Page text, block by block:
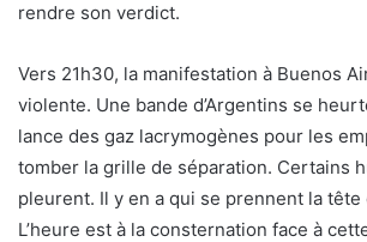
rendre son verdict.
Vers 21h30, la manifestation à Buenos
violente. Une bande d’Argentins se
lance des gaz lacrymogènes pour les
tomber la grille de séparation. Certains
pleurent. Il y en a qui se prennent la tête
L’heure est à la consternation face à